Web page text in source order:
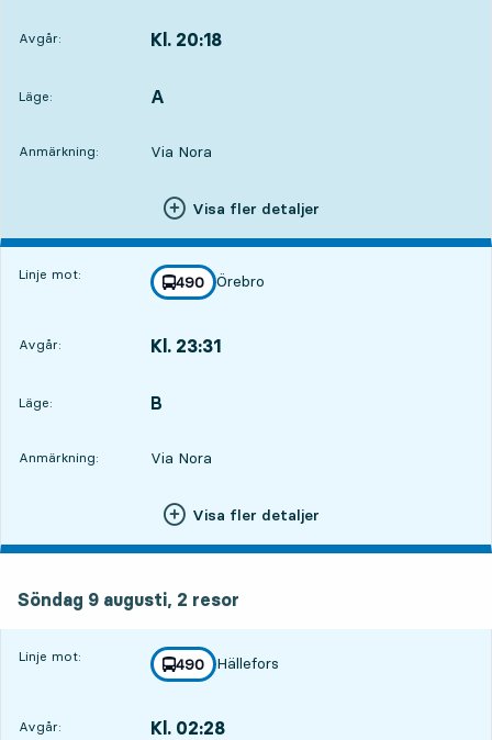
Avgår: Kl. 20:18
Läge:
LÄGE, A
,
Anmärkning: Via Nora
Visa fler detaljer
Linje mot: linje
490
mot
Örebro
,
Avgår: Kl. 23:31
Läge:
LÄGE, B
,
Anmärkning: Via Nora
Visa fler detaljer
Söndag 9 augusti, 2 resor
Linje mot: linje
490
mot
Hällefors
,
Avgår: Kl. 02:28